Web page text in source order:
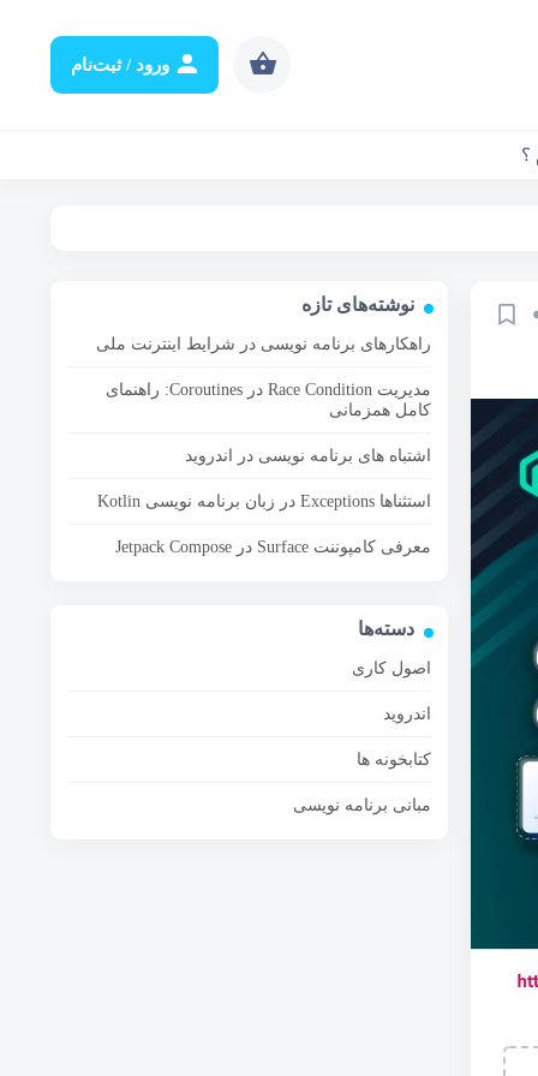
ورود / ثبت‌نام
؟
نوشته‌های تازه
راهکارهای برنامه نویسی در شرایط اینترنت ملی
مدیریت Race Condition در Coroutines: راهنمای
کامل همزمانی
اشتباه های برنامه نویسی در اندروید
استثناها Exceptions در زبان برنامه نویسی Kotlin
معرفی کامپوننت Surface در Jetpack Compose
دسته‌ها
اصول کاری
اندروید
کتابخونه ها
مبانی برنامه نویسی